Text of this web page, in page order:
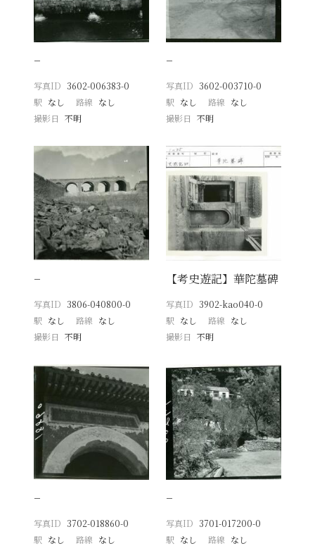
−
写真ID 3602-006383-0
駅 なし 路線 なし
撮影日
不明
−
写真ID 3602-003710-0
駅 なし 路線 なし
撮影日 不明
−
写真ID 3806-040800-0
駅 なし 路線 なし
撮影日
不明
【考史遊記】華陀墓碑
写真ID 3902-kao040-0
駅 なし 路線 なし
撮影日 不明
−
写真ID 3702-018860-0
駅 なし 路線 なし
−
写真ID 3701-017200-0
駅 なし 路線 なし